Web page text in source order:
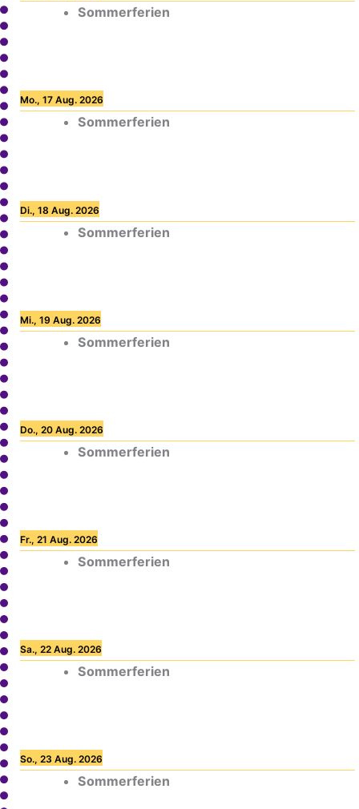
Sommerferien
Mo., 17 Aug. 2026
Sommerferien
Di., 18 Aug. 2026
Sommerferien
Mi., 19 Aug. 2026
Sommerferien
Do., 20 Aug. 2026
Sommerferien
Fr., 21 Aug. 2026
Sommerferien
Sa., 22 Aug. 2026
Sommerferien
So., 23 Aug. 2026
Sommerferien